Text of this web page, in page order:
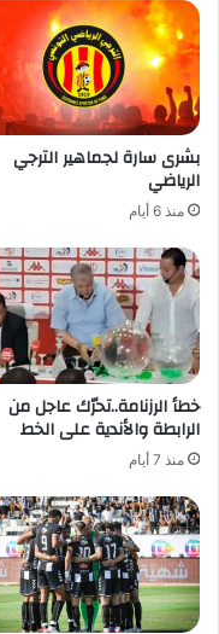
بشرى سارة لجماهير الترجي
الرياضي
منذ 6 أيام
خطأ الرزنامة..تحرّك عاجل من
الرابطة والأندية على الخط
منذ 7 أيام